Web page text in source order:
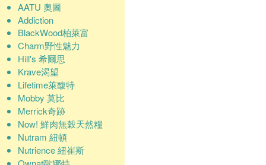
AATU 奧圖
Addiction
BlackWood柏萊富
Charm野性魅力
Hill's 希爾思
Krave渴望
Lifetime萊馥特
Mobby 莫比
Merrick奇跡
Now! 鮮肉無穀天然糧
Nutram 紐頓
Nutrience 紐崔斯